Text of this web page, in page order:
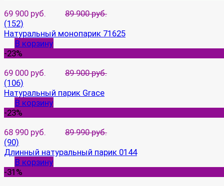
69 900 руб.
89 900 руб.
(152)
Натуральный монопарик 71625
В корзину
-23%
69 000 руб.
89 900 руб.
(106)
Натуральный парик Grace
В корзину
-23%
68 990 руб.
89 990 руб.
(90)
Длинный натуральный парик 0144
В корзину
-31%